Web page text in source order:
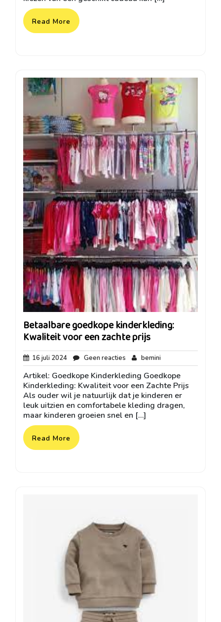
Read More
Betaalbare goedkope kinderkleding:
Kwaliteit voor een zachte prijs
16 juli 202416
juli
2024
Geen reacties Geen
reacties
bemini
Artikel: Goedkope Kinderkleding Goedkope
Kinderkleding: Kwaliteit voor een Zachte Prijs
Als ouder wil je natuurlijk dat je kinderen er
leuk uitzien en comfortabele kleding dragen,
maar kinderen groeien snel en […]
Read More